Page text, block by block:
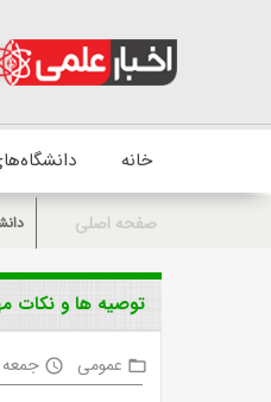
خانه
صفحه اصلی
توصیه ها و نکات
folder_open عمومی access_time جمعه 6 تیر 1399 ساعت 9:56